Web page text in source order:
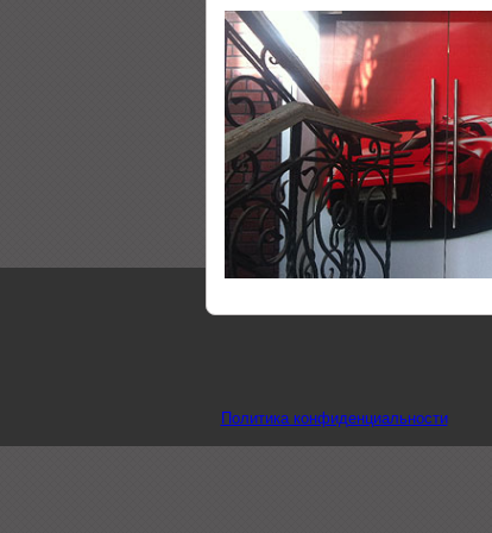
Политика конфиденциальности